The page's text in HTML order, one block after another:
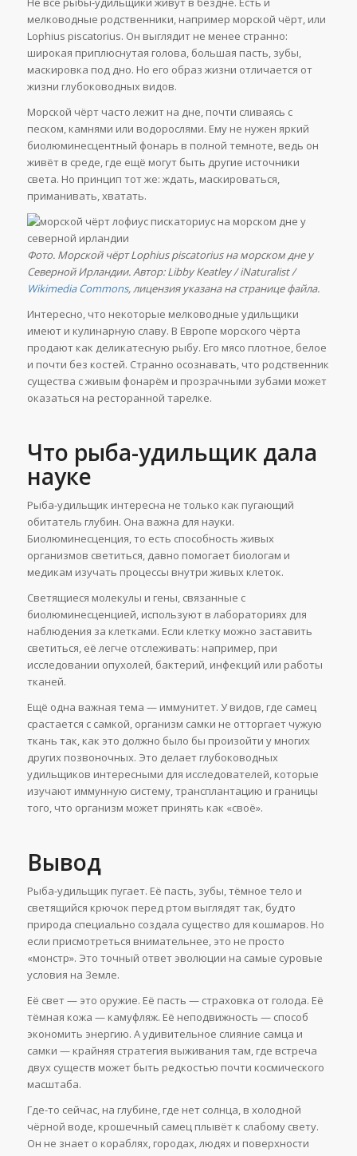
мелководные родственники, например морской чёрт, или
Lophius piscatorius. Он выглядит не менее странно:
широкая приплюснутая голова, большая пасть, зубы,
маскировка под дно. Но его образ жизни отличается от
жизни глубоководных видов.
Морской чёрт часто лежит на дне, почти сливаясь с
песком, камнями или водорослями. Ему не нужен яркий
биолюминесцентный фонарь в полной темноте, ведь он
живёт в среде, где ещё могут быть другие источники
света. Но принцип тот же: ждать, маскироваться,
приманивать, хватать.
Фото. Морской чёрт Lophius piscatorius на морском дне у
Северной Ирландии. Автор: Libby Keatley / iNaturalist /
Wikimedia Commons, лицензия указана на странице файла.
Интересно, что некоторые мелководные удильщики
имеют и кулинарную славу. В Европе морского чёрта
продают как деликатесную рыбу. Его мясо плотное, белое
и почти без костей. Странно осознавать, что родственник
существа с живым фонарём и прозрачными зубами может
оказаться на ресторанной тарелке.
Что рыба-удильщик дала
науке
Рыба-удильщик интересна не только как пугающий
обитатель глубин. Она важна для науки.
Биолюминесценция, то есть способность живых
организмов светиться, давно помогает биологам и
медикам изучать процессы внутри живых клеток.
Светящиеся молекулы и гены, связанные с
биолюминесценцией, используют в лабораториях для
наблюдения за клетками. Если клетку можно заставить
светиться, её легче отслеживать: например, при
исследовании опухолей, бактерий, инфекций или работы
тканей.
Ещё одна важная тема — иммунитет. У видов, где самец
срастается с самкой, организм самки не отторгает чужую
ткань так, как это должно было бы произойти у многих
других позвоночных. Это делает глубоководных
удильщиков интересными для исследователей, которые
изучают иммунную систему, трансплантацию и границы
того, что организм может принять как «своё».
Вывод
Рыба-удильщик пугает. Её пасть, зубы, тёмное тело и
светящийся крючок перед ртом выглядят так, будто
природа специально создала существо для кошмаров. Но
если присмотреться внимательнее, это не просто
«монстр». Это точный ответ эволюции на самые суровые
условия на Земле.
Её свет — это оружие. Её пасть — страховка от голода. Её
тёмная кожа — камуфляж. Её неподвижность — способ
экономить энергию. А удивительное слияние самца и
самки — крайняя стратегия выживания там, где встреча
двух существ может быть редкостью почти космического
масштаба.
Где-то сейчас, на глубине, где нет солнца, в холодной
чёрной воде, крошечный самец плывёт к слабому свету.
Он не знает о кораблях, городах, людях и поверхности